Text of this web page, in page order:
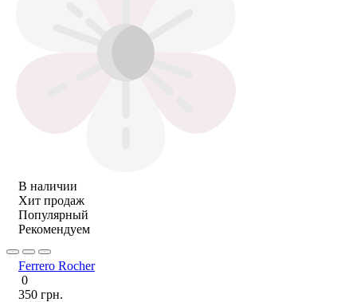
В наличии
Хит продаж
Популярный
Рекомендуем
Ferrero Rocher
0
350 грн.